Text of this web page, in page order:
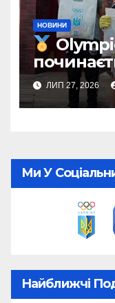
НОВИНИ
кроку
ЛИП 27, 2026
Ми У
Найближчі